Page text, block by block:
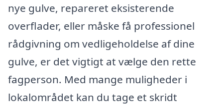
nye gulve, repareret eksisterende
overflader, eller måske få professionel
rådgivning om vedligeholdelse af dine
gulve, er det vigtigt at vælge den rette
fagperson. Med mange muligheder i
lokalområdet kan du tage et skridt